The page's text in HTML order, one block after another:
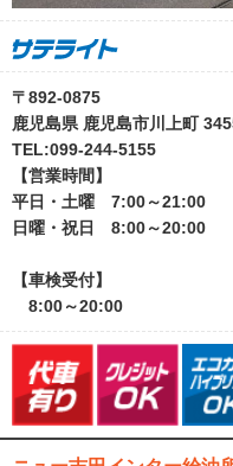
〒892-0875
鹿児島県 鹿児島市川上町
TEL:099-244-5155
【営業時間】
平日・土曜 7:00～21:00
日曜・祝日 8:00～20:00
【車検受付】
8:00～20:00